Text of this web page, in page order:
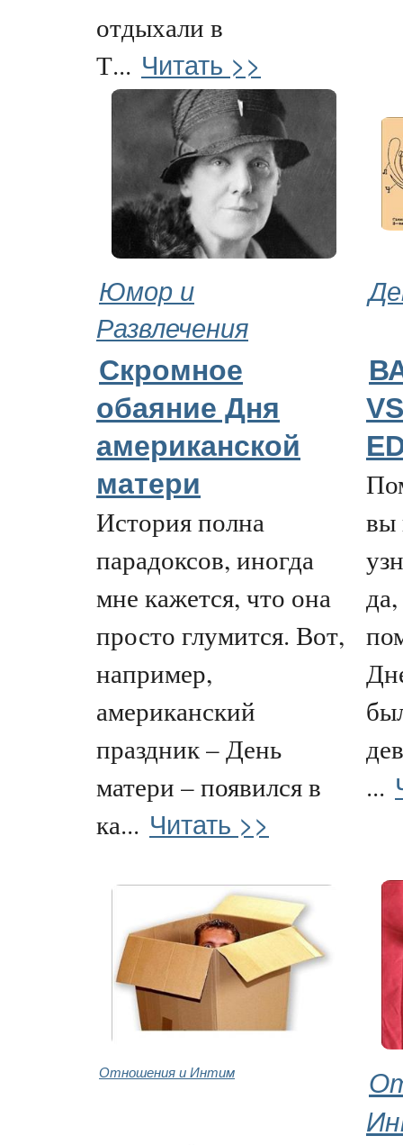
отдыхали в
Т... Читать >>
Юмор и
Развлечения
Скромное
обаяние Дня
американской
матери
История полна
парадоксов, иногда
мне кажется, что она
просто глумится. Вот,
например,
американский
праздник – День
матери – появился в
ка... Читать >>
вы
...
Отношения и Интим